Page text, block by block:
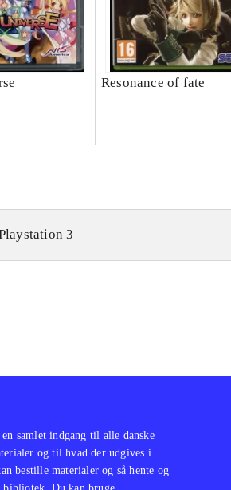
Resonance of fate
3
samlet indgang til alle danske
og til hvad der udgives i
bestille materialer og så hente og